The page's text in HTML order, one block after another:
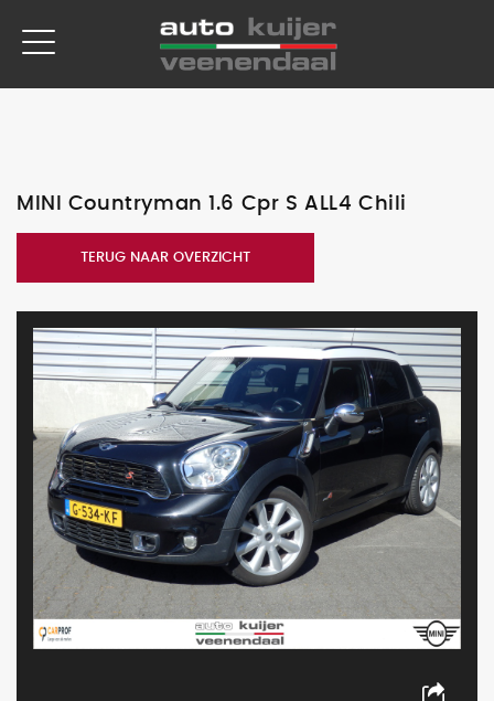
MINI Countryman 1.6 Cpr S ALL4 Chili
TERUG NAAR OVERZICHT